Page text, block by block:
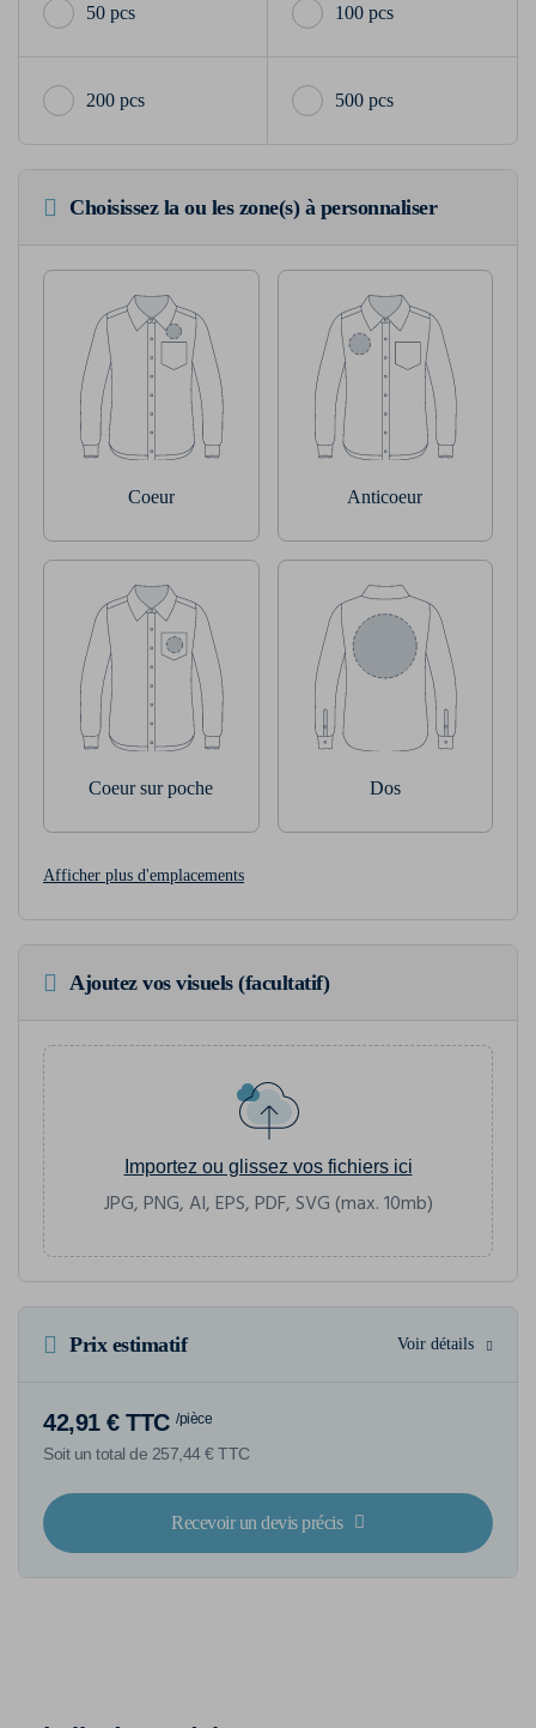
50 pcs 100 pcs
200 pcs 500 pcs
Choisissez la ou les zone(s) à personnaliser
Coeur Anticoeur
Coeur sur poche Dos
Afficher plus d'emplacements
Ajoutez vos visuels (facultatif)
Importez ou glissez vos fichiers ici
JPG, PNG, AI, EPS, PDF, SVG (max. 10mb)
Prix estimatif Voir détails
42,91 € TTC /pièce
Soit un total de 257,44 € TTC
Recevoir un devis précis